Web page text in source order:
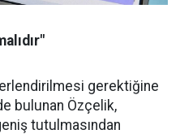
gerektiğine
bulunan Özçelik,
tutulmasından